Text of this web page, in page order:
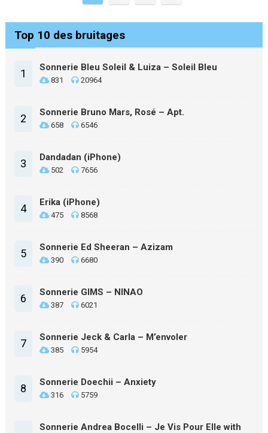
Top 10 des bruitages
1 Sonnerie Bleu Soleil & Luiza – Soleil Bleu
831 20964
2 Sonnerie Bruno Mars, Rosé – Apt.
658 6546
3 Dandadan (iPhone)
502 7656
4 Erika (iPhone)
475 8568
5 Sonnerie Ed Sheeran – Azizam
390 6680
6 Sonnerie GIMS – NINAO
387 6021
7 Sonnerie Jeck & Carla – M’envoler
385 5954
8 Sonnerie Doechii – Anxiety
316 5759
Sonnerie Andrea Bocelli – Je Vis Pour Elle with